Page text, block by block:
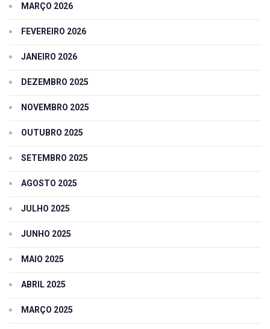
MARÇO 2026
FEVEREIRO 2026
JANEIRO 2026
DEZEMBRO 2025
NOVEMBRO 2025
OUTUBRO 2025
SETEMBRO 2025
AGOSTO 2025
JULHO 2025
JUNHO 2025
MAIO 2025
ABRIL 2025
MARÇO 2025